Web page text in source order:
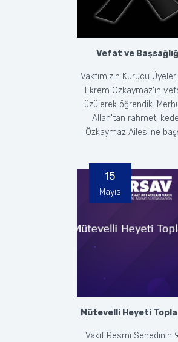
Vefat ve
Vakfımızın Kurucu
Ekrem Özkaymaz'ın
üzülerek öğrendik.
Allah'tan rahmet,
Özkaymaz Ailesi'ne
Mütevelli Heyeti
Vakıf Resmi Senedinin
15
Mayıs